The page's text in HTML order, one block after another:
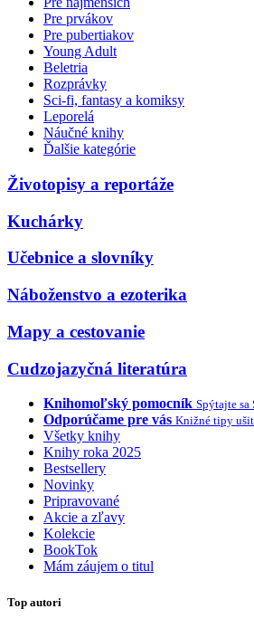
Pre prvákov
Pre pubertiakov
Young Adult
Beletria
Rozprávky
Sci-fi, fantasy a komiksy
Leporelá
Náučné knihy
Ďalšie kategórie
Životopisy a reportáže
Kuchárky
Učebnice a slovníky
Náboženstvo a ezoterika
Mapy a cestovanie
Cudzojazyčná literatúra
Knihomoľský pomocník Spýtajte
Odporúčame pre vás Knižné tipy
Všetky knihy
Knihy roka 2025
Bestsellery
Novinky
Pripravované
Akcie a zľavy
Kolekcie
BookTok
Mám záujem o titul
Top autori